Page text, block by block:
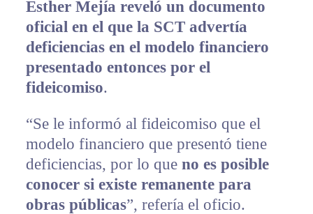
Esther Mejía reveló un documento
oficial en el que la SCT advertía
deficiencias en el modelo financiero
presentado entonces por el
fideicomiso.
“Se le informó al fideicomiso que el
modelo financiero que presentó tiene
deficiencias, por lo que no es posible
conocer si existe remanente para
obras públicas”, refería el oficio.